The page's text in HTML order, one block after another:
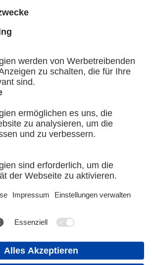
Dr. Udo X. Kaisers
Ärztlicher Direktor und
des